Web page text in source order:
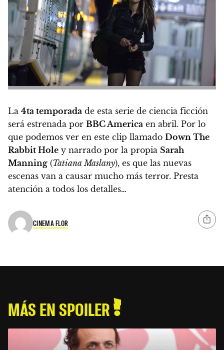
La 4ta temporada de esta serie de ciencia ficción
será estrenada por BBC America en abril. Por lo
que podemos ver en este clip llamado Down The
Rabbit Hole y narrado por la propia Sarah
Manning (Tatiana Maslany), es que las nuevas
escenas van a causar mucho más terror. Presta
atención a todos los detalles…
CINEMA FLOR
MÁS EN SPOILER